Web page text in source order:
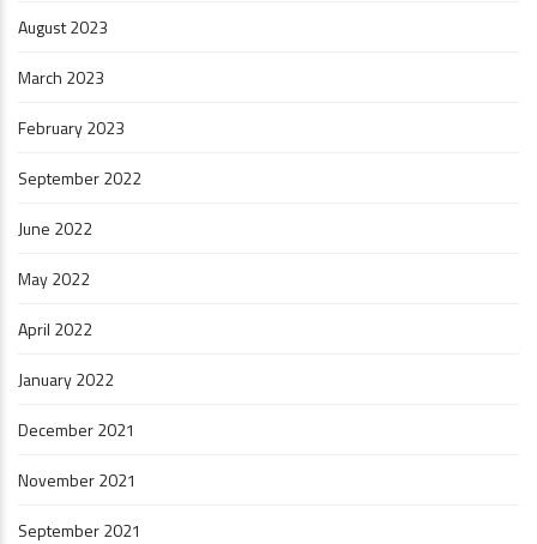
August 2023
March 2023
February 2023
September 2022
June 2022
May 2022
April 2022
January 2022
December 2021
November 2021
September 2021